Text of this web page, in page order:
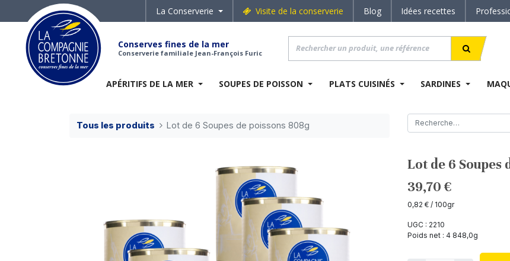
La Conserverie Visite de la conserverie Blog Idées recettes
Conserves fines de la mer
Conserverie familiale Jean-François Furic
APÉRITIFS DE LA MER SOUPES DE POISSON PLATS CUISINÉS SARDINES
Tous les produits Lot de 6 Soupes de poissons 808g
Lot de 6 Soupes
39,70 €
0,82 € / 100gr
UGC : 2210
Poids net : 4 848,0g